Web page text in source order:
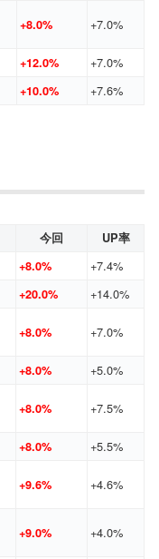
+8.0% +7.0%
+12.0%
+7.0%
+10.0% +7.6%
今回 UP率
+8.0%
+7.4%
+20.0%
+14.0%
+8.0% +7.0%
+8.0%
+5.0%
+8.0% +7.5%
+8.0%
+5.5%
+9.6% +4.6%
+9.0% +4.0%